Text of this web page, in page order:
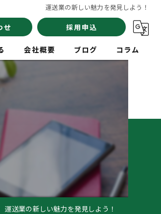
運送業の新しい魅力を発見しよう！
せ 採用申込
会社概要 ブログ コラム
運送業の新しい魅力を発見しよう！